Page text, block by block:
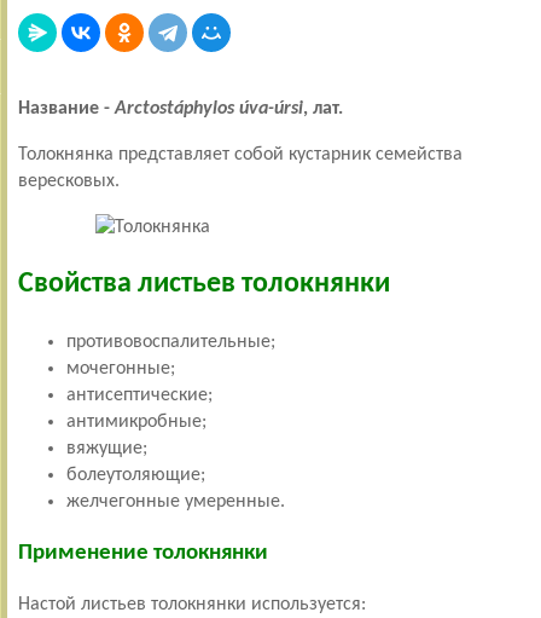
Название -Arctostáphylos úva-úrsi, лат.
Толокнянка представляет собой кустарник семейства
вересковых.
Свойства листьев толокнянки
противовоспалительные;
мочегонные;
антисептические;
антимикробные;
вяжущие;
болеутоляющие;
желчегонные умеренные.
Применение толокнянки
Настой листьев толокнянки используется: